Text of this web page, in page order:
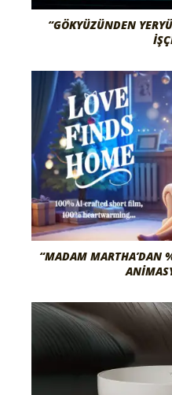
“GÖKYÜZÜNDEN
“MADAM MARTHA’DAN